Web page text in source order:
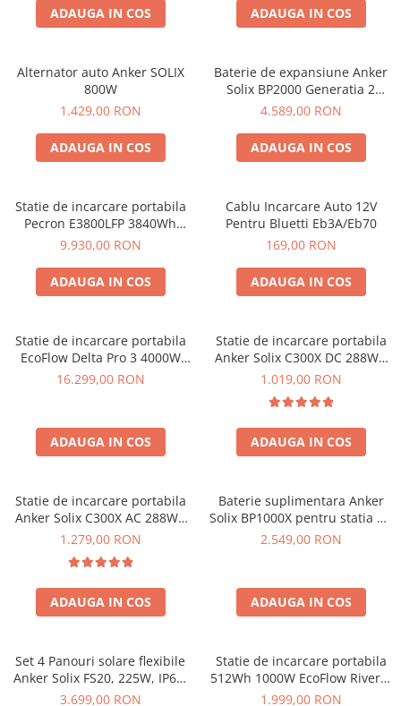
Invertoare Off-grid
Acumulatori de stocare
Iluminat solar
Acumulatori
Acumulatori Litiu
Acumulatori Gel
Electronice
Roboti Pornire Auto
Statii de incarcare vehicule
electrice
Stabilizatoare Tensiune
Anemometre
Clampmetre
Detectoare
Multimetre Portabile
Tahometre
Termometre
Testere
ADAUGA IN COS ADAUGA IN COS
Alternator auto Anker SOLIX
800W
1.429,00 RON
ADAUGA IN COS
Baterie de expansiune Anker
Solix BP2000 Generatia 2
pentru Anker Solix C2000 Gen
4.589,00 RON
ADAUGA IN COS
Statie de incarcare portabila
Pecron E3800LFP 3840Wh
4200W + Carucior CADOU
9.930,00 RON
ADAUGA IN COS
Cablu Incarcare Auto 12V
Pentru Bluetti Eb3A/Eb70
169,00 RON
ADAUGA IN COS
Statie de incarcare portabila
EcoFlow Delta Pro 3 4000W
4096Wh
16.299,00 RON
ADAUGA IN COS
Statie de incarcare portabila
Anker Solix C300X DC 288Wh
300W
1.019,00 RON
ADAUGA IN COS
Statie de incarcare portabila
Anker Solix C300X AC 288Wh
300W
1.279,00 RON
ADAUGA IN COS
Baterie suplimentara Anker
Solix BP1000X pentru statia de
alimentare portabila Anker
2.549,00 RON
ADAUGA IN COS
Set 4 Panouri solare flexibile
Anker Solix FS20, 225W, IP67,
Tehnologie TOPCon
3.699,00 RON
Statie de incarcare portabila
512Wh 1000W EcoFlow River 2
Max
1.999,00 RON